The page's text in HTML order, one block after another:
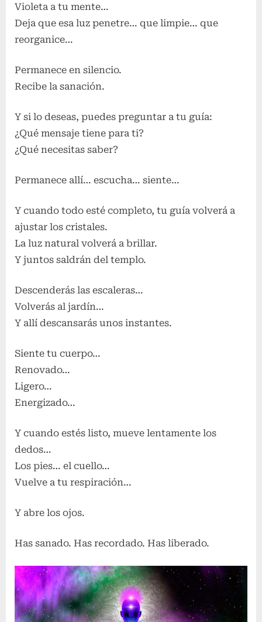
Violeta a tu mente…
Deja que esa luz penetre… que limpie… que
reorganice…
Permanece en silencio.
Recibe la sanación.
Y si lo deseas, puedes preguntar a tu guía:
¿Qué mensaje tiene para ti?
¿Qué necesitas saber?
Permanece allí… escucha… siente…
Y cuando todo esté completo, tu guía volverá a
ajustar los cristales.
La luz natural volverá a brillar.
Y juntos saldrán del templo.
Descenderás las escaleras…
Volverás al jardín…
Y allí descansarás unos instantes.
Siente tu cuerpo…
Renovado…
Ligero…
Energizado…
Y cuando estés listo, mueve lentamente los
dedos…
Los pies… el cuello…
Vuelve a tu respiración…
Y abre los ojos.
Has sanado. Has recordado. Has liberado.